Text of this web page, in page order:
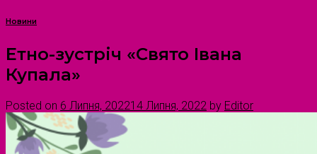
Новини
Етно-зустріч «Свято Івана
Купала»
Posted on 6 Липня, 202214 Липня, 2022 by Editor